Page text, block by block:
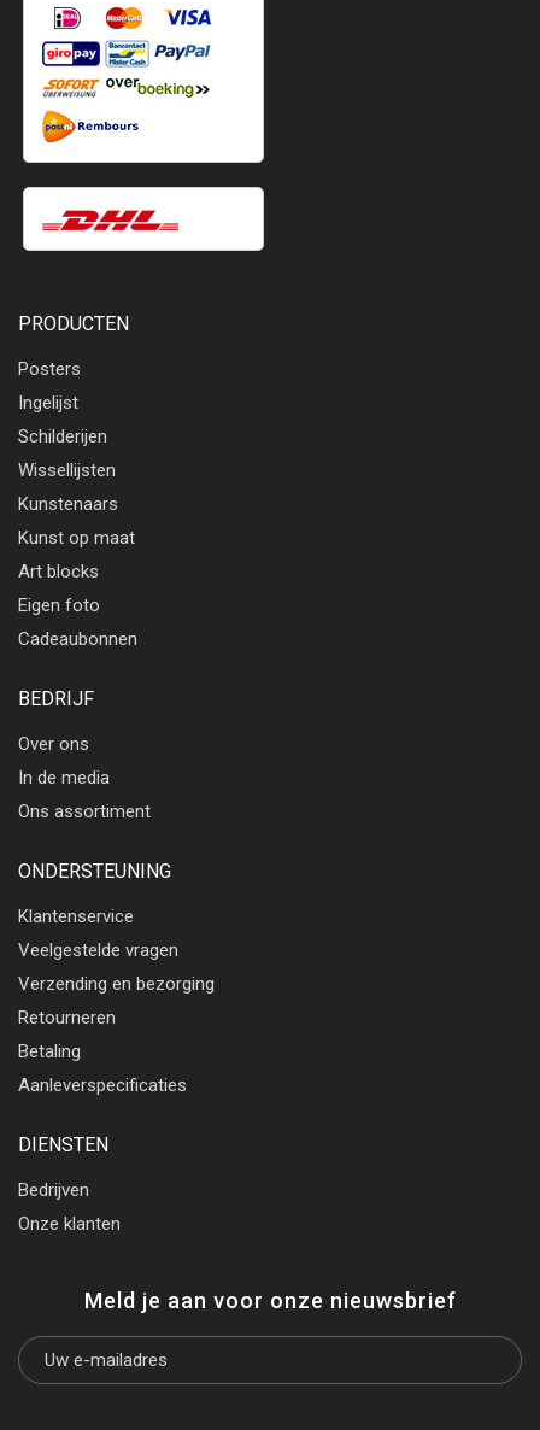
PRODUCTEN
Posters
Ingelijst
Schilderijen
Wissellijsten
Kunstenaars
Kunst op maat
Art blocks
Eigen foto
Cadeaubonnen
BEDRIJF
Over ons
In de media
Ons assortiment
ONDERSTEUNING
Klantenservice
Veelgestelde vragen
Verzending en bezorging
Retourneren
Betaling
Aanleverspecificaties
DIENSTEN
Bedrijven
Onze klanten
Meld je aan voor onze nieuwsbrief